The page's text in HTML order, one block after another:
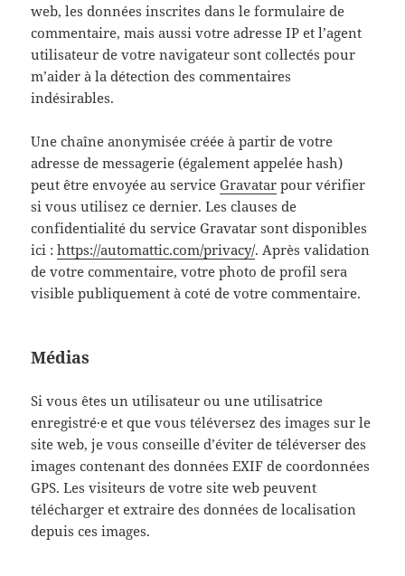
web, les données inscrites dans le formulaire de
commentaire, mais aussi votre adresse IP et l’agent
utilisateur de votre navigateur sont collectés pour
m’aider à la détection des commentaires
indésirables.
Une chaîne anonymisée créée à partir de votre
adresse de messagerie (également appelée hash)
peut être envoyée au serviceGravatar pour vérifier
si vous utilisez ce dernier. Les clauses de
confidentialité du service Gravatar sont disponibles
ici :https://automattic.com/privacy/. Après validation
de votre commentaire, votre photo de profil sera
visible publiquement à coté de votre commentaire.
Médias
Si vous êtes un utilisateur ou une utilisatrice
enregistré·e et que vous téléversez des images sur le
site web, je vous conseille d’éviter de téléverser des
images contenant des données EXIF de coordonnées
GPS. Les visiteurs de votre site web peuvent
télécharger et extraire des données de localisation
depuis ces images.